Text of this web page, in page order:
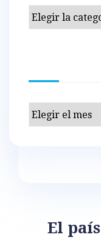
El
Categorías
Archivos